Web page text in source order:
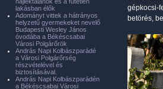
gépkocsi-
betörés,
lakásban élők
Adományt vittek a hátrányos
helyzetű gyermekeket nevelő
Budapesti Wesley János
óvodába a Békéscsabai
Városi Polgárőrök
András Napi Kolbászparádé
a Városi Polgárőrség
részvételével és
biztosításával.
András Napi Kolbászparádén
a Békéscsabai Városi